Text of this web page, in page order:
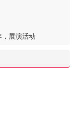
，展演活动